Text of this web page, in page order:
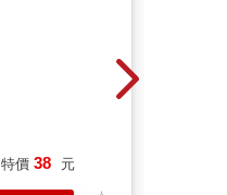
特價 38 元